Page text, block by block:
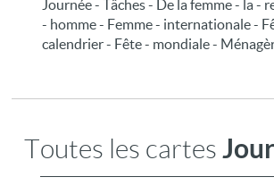
Journée - Tâches - De la femme - la -
- homme - Femme - internationale -
calendrier - Fête - mondiale -
Toutes les cartes